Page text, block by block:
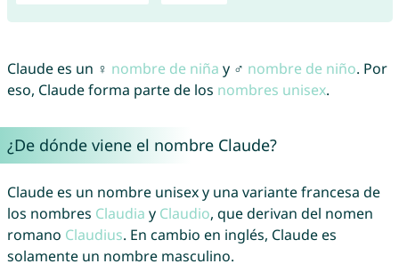
Claude es un ♀ nombre de niña y ♂ nombre de niño. Por
eso, Claude forma parte de los nombres unisex.
¿De dónde viene el nombre Claude?
Claude es un nombre unisex y una variante francesa de
los nombres Claudia y Claudio, que derivan del nomen
romano Claudius. En cambio en inglés, Claude es
solamente un nombre masculino.